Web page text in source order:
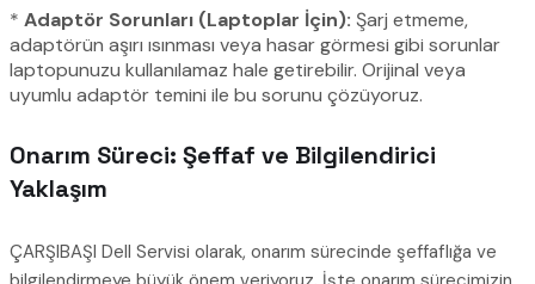
* Adaptör Sorunları (Laptoplar İçin): Şarj etmeme,
adaptörün aşırı ısınması veya hasar görmesi gibi sorunlar
laptopunuzu kullanılamaz hale getirebilir. Orijinal veya
uyumlu adaptör temini ile bu sorunu çözüyoruz.
Onarım Süreci: Şeffaf ve Bilgilendirici
Yaklaşım
ÇARŞIBAŞI Dell Servisi olarak, onarım sürecinde şeffaflığa ve